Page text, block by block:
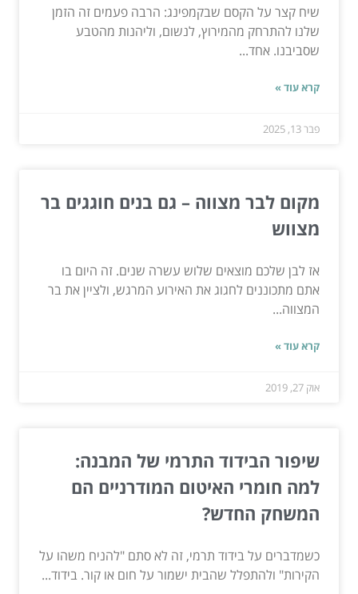
שיח קצר על הקסם שבקמפינג: הרבה פעמים זה הזמן
שלנו להתרחק מהמירוץ, לנשום, וליהנות מהטבע
שסביבנו. אחד...
קרא עוד »
פבר 13, 2025
מקום לבר מצווה – גם בנים חוגגים בר
מצווש
אז לבן שלכם מוצאים שלוש עשרה שנים. זה היום בו
אתם מתכוננים לחגוג את האירוע המרגש, ולציין את בר
המצווה...
קרא עוד »
אוק 27, 2019
שיפור הבידוד התרמי של המבנה:
למה חומרי האיטום המודרניים הם
המשחק החדש?
כשמדברים על בידוד תרמי, זה לא סתם "להניח משהו על
הקירות" ולהתפלל שהבית ישמור על חום או קור. בידוד...